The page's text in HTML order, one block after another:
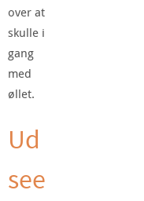
over at
skulle i
gang
med
øllet.
Ud
see